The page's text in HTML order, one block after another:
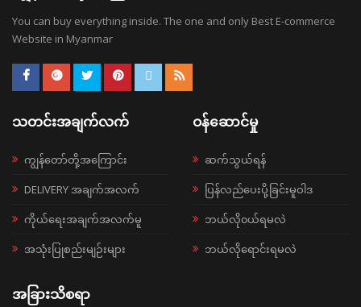
You can buy everything inside. The one and only Best E-commerce
Website in Myanmar
သတင်းအချက်လက်
ကျွန်တော်တို့အကြောင်း
DELIVERY အချက်အလက်
ကိုယ်ရေးအချက်အလက်မူ
အသုံးပြုစည်းမျဉ်းများ
ဝန်ဆောင်မှု
ဆက်သွယ်ရန်
ပြန်လည်ပေးပို့ခြင်းမူဝါဒ
ဘယ်လို၀ယ်ရမလဲ
ဘယ်လိုရောင်းရမလဲ
အခြားသိစရာ